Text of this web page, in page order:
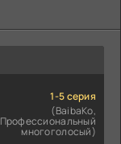
1-5 серия
(BaibaKo,
Профессиональный
многоголосый)